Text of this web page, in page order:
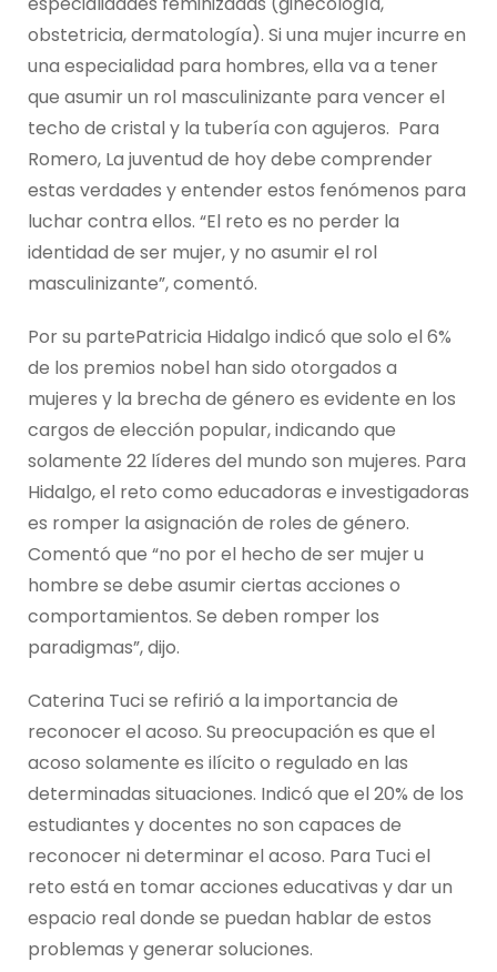
obstetricia, dermatología). Si una mujer incurre en
una especialidad para hombres, ella va a tener
que asumir un rol masculinizante para vencer el
techo de cristal y la tubería con agujeros. Para
Romero, La juventud de hoy debe comprender
estas verdades y entender estos fenómenos para
luchar contra ellos. “El reto es no perder la
identidad de ser mujer, y no asumir el rol
masculinizante”, comentó.
Por su partePatricia Hidalgo indicó que solo el 6%
de los premios nobel han sido otorgados a
mujeres y la brecha de género es evidente en los
cargos de elección popular, indicando que
solamente 22 líderes del mundo son mujeres. Para
Hidalgo, el reto como educadoras e investigadoras
es romper la asignación de roles de género.
Comentó que “no por el hecho de ser mujer u
hombre se debe asumir ciertas acciones o
comportamientos. Se deben romper los
paradigmas”, dijo.
Caterina Tuci se refirió a la importancia de
reconocer el acoso. Su preocupación es que el
acoso solamente es ilícito o regulado en las
determinadas situaciones. Indicó que el 20% de los
estudiantes y docentes no son capaces de
reconocer ni determinar el acoso. Para Tuci el
reto está en tomar acciones educativas y dar un
espacio real donde se puedan hablar de estos
problemas y generar soluciones.